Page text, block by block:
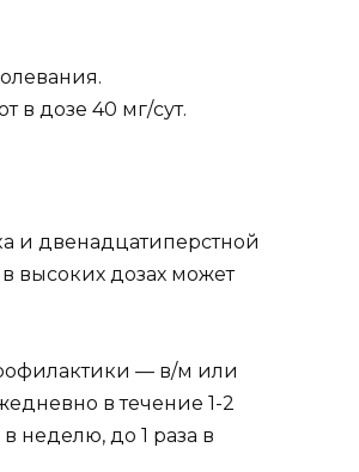
в дозе 40 мг/сут.
и двенадцатиперстной
высоких дозах может
— в/м или
в течение 1-2
неделю, до 1 раза в